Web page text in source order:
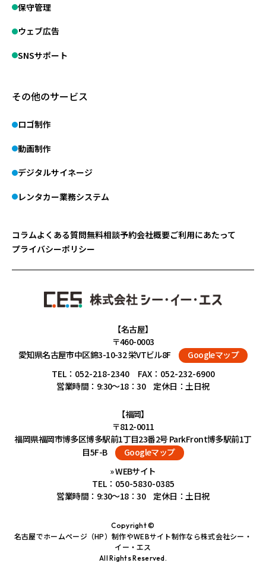
保守管理
ウェブ広告
SNSサポート
その他のサービス
ロゴ制作
動画制作
デジタルサイネージ
レンタカー業務システム
コラムよくある質問無料相談予約会社概要ご利用にあたって
プライバシーポリシー
【名古屋】
〒460-0003
愛知県名古屋市中区錦3-10-32 栄VTビル8F
Googleマップ
TEL： 052-218-2340FAX：052-232-6900
営業時間：9:30～18：30 定休日：土日祝
【福岡】
〒812-0011
福岡県福岡市博多区博多駅前1丁目23番2号 ParkFront博多駅前1丁
目5F-B
Googleマップ
» WEBサイト
TEL： 050-5830-0385
営業時間：9:30～18：30 定休日：土日祝
Copyright ©
名古屋でホームページ（HP）制作やWEBサイト制作なら株式会社シー・
イー・エス
All Rights Reserved.